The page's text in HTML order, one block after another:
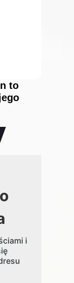
to
i